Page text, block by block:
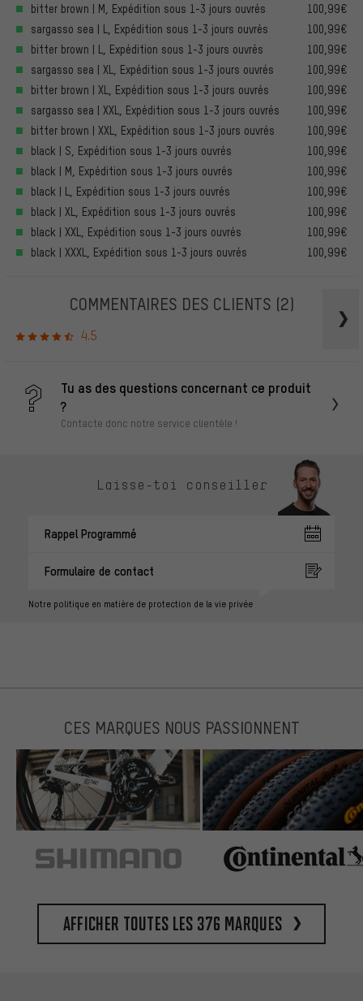
bitter brown | M, Expédition sous 1-3 jours ouvrés
100,99€
sargasso sea | L, Expédition sous 1-3 jours ouvrés
100,99€
bitter brown | L, Expédition sous 1-3 jours ouvrés
100,99€
sargasso sea | XL, Expédition sous 1-3 jours ouvrés
100,99€
bitter brown | XL, Expédition sous 1-3 jours ouvrés
100,99€
sargasso sea | XXL, Expédition sous 1-3 jours ouvrés
100,99€
bitter brown | XXL, Expédition sous 1-3 jours ouvrés
100,99€
black | S, Expédition sous 1-3 jours ouvrés
100,99€
black | M, Expédition sous 1-3 jours ouvrés
100,99€
black | L, Expédition sous 1-3 jours ouvrés
100,99€
black | XL, Expédition sous 1-3 jours ouvrés
100,99€
black | XXL, Expédition sous 1-3 jours ouvrés
100,99€
black | XXXL, Expédition sous 1-3 jours ouvrés
100,99€
COMMENTAIRES DES CLIENTS (2)
4.5
Tu as des questions concernant ce produit
?
Contacte donc notre service clientèle !
Laisse-toi conseiller
Rappel Programmé
Formulaire de contact
Notre politique en matière de protection de la vie privée
CES MARQUES NOUS PASSIONNENT
Afficher toutes les 376 marques